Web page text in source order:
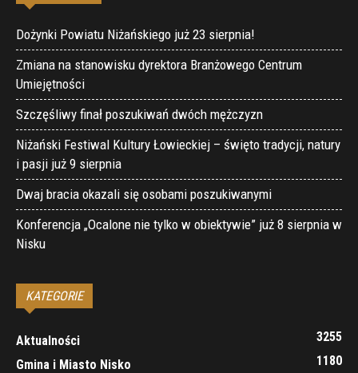
Dożynki Powiatu Niżańskiego już 23 sierpnia!
Zmiana na stanowisku dyrektora Branżowego Centrum
Umiejętności
Szczęśliwy finał poszukiwań dwóch mężczyzn
Niżański Festiwal Kultury Łowieckiej – święto tradycji, natury
i pasji już 9 sierpnia
Dwaj bracia okazali się osobami poszukiwanymi
Konferencja „Ocalone nie tylko w obiektywie” już 8 sierpnia w
Nisku
KATEGORIE
Aktualności
3255
Gmina i Miasto Nisko
1180